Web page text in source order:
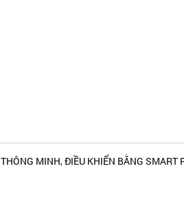
MINH, ĐIỀU KHIỂN BẰNG SMART